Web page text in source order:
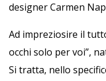
designer Carmen
Ad impreziosire il
occhi solo per voi”,
Si tratta, nello